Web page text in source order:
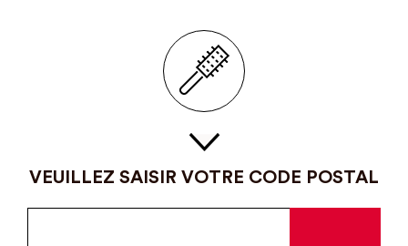
VEUILLEZ SAISIR VOTRE CODE POSTAL